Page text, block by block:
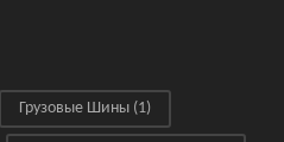
Грузовые Шины (1)